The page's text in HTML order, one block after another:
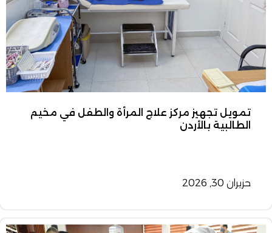
تمويل تجهيز مركز علاج المرأة والطفل في مخيم
الطالبية بالأردن
حزيران 30, 2026